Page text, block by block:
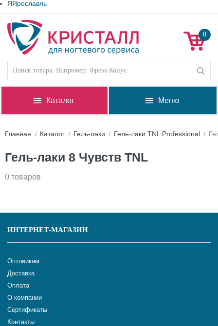
ЯЯрославль
0
Каталог Меню
Главная Каталог Гель-лаки Гель-лаки TNL Professional
Гель-лаки 8 Чувств TNL
0 товаров
ИНТЕРНЕТ-МАГАЗИН
Оптовикам
Доставка
Оплата
О компании
Сертификаты
Контакты